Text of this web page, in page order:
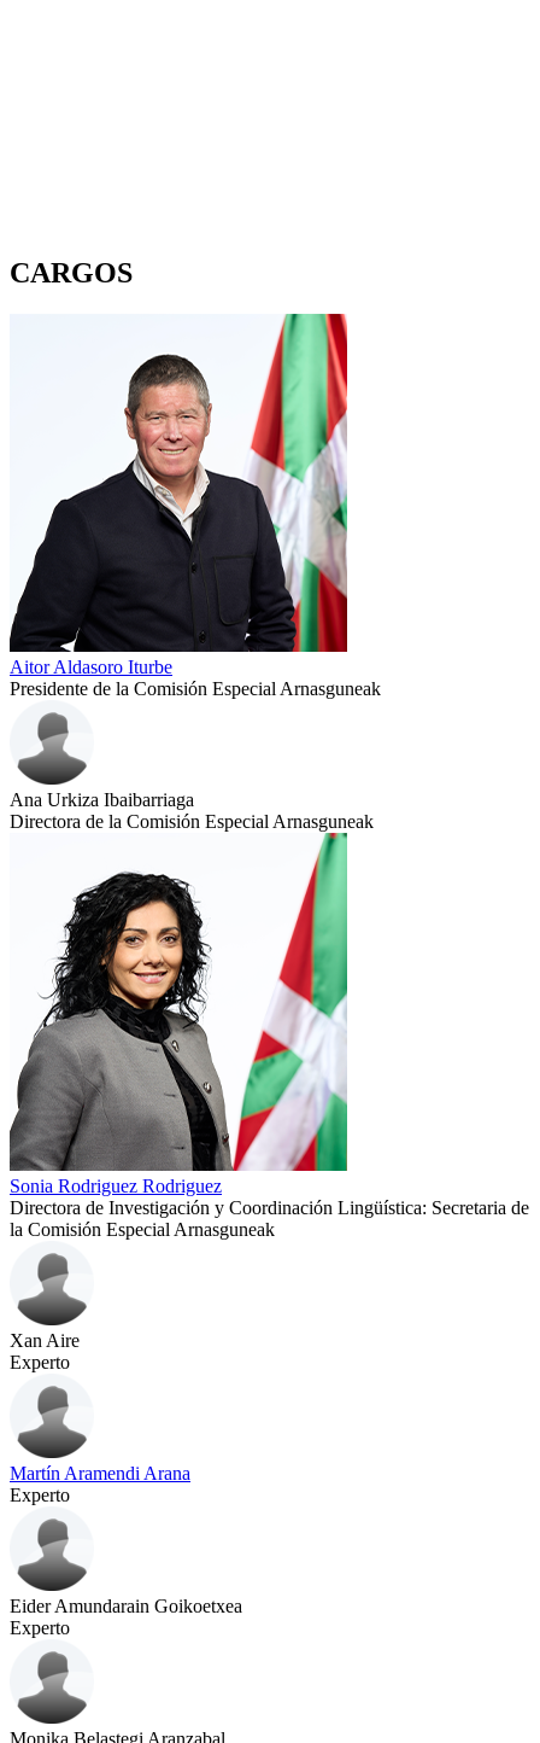
CARGOS
Aitor Aldasoro Iturbe
Presidente de la Comisión Especial Arnasguneak
Ana Urkiza Ibaibarriaga
Directora de la Comisión Especial Arnasguneak
Sonia Rodriguez Rodriguez
Directora de Investigación y Coordinación Lingüística: Secretaria de
la Comisión Especial Arnasguneak
Xan Aire
Experto
Martín Aramendi Arana
Experto
Eider Amundarain Goikoetxea
Experto